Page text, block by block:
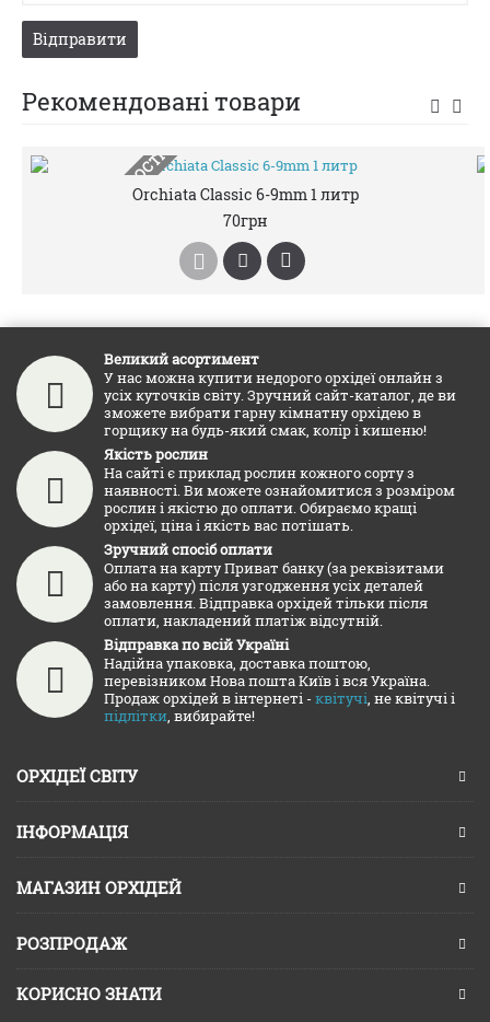
Вiдправити
Рекомендовані товари
НЕМАЄ В НАЯВНОСТІOrchiata Classic 6-9mm 1 литр
70грн
Великий асортимент
У нас можна купити недорого орхідеї онлайн з
усіх куточків світу. Зручний сайт-каталог, де ви
зможете вибрати гарну кімнатну орхідею в
горщику на будь-який смак, колір і кишеню!
Якість рослин
На сайті є приклад рослин кожного сорту з
наявності. Ви можете ознайомитися з розміром
рослин і якістю до оплати. Обираємо кращі
орхідеї, ціна і якість вас потішать.
Зручний спосіб оплати
Оплата на карту Приват банку (за реквізитами
або на карту) після узгодження усіх деталей
замовлення. Відправка орхідей тільки після
оплати, накладений платіж відсутній.
Відправка по всій Україні
Надійна упаковка, доставка поштою,
перевізником Нова пошта Київ і вся Україна.
Продаж орхідей в інтернеті - квітучі , не квітучі і
підлітки , вибирайте!
ОРХІДЕЇ СВІТУ
ІНФОРМАЦІЯ
МАГАЗИН ОРХІДЕЙ
РОЗПРОДАЖ
КОРИСНО ЗНАТИ